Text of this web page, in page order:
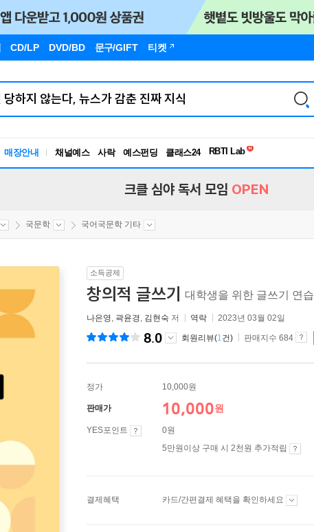
CD/LP DVD/BD 문구/GIFT 티켓
매장안내 채널예스 사락 예스펀딩 클래스24
독서유형검사
크클 심야 독서 모임 OPEN
국문학 국어국문학 기타
소득공제
창의적 글쓰기 대학생을 위한 글쓰기 연습
나은영, 곽윤경, 김현숙 저 역락 2023년 03월 02일
8.0 회원리뷰(1건) 판매지수 684
정가 10,000원
판매가 10,000원
YES포인트
0원
5만원이상 구매 시 2천원 추가적립
결제혜택 카드/간편결제 혜택을 확인하세요